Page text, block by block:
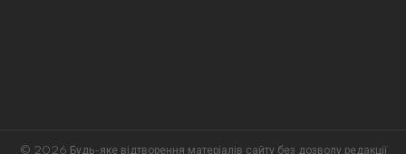
© 2026 Будь-яке відтворення матеріалів сайту без дозволу редакції